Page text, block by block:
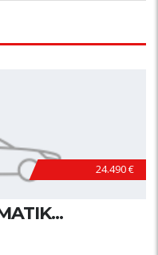
24.490 €